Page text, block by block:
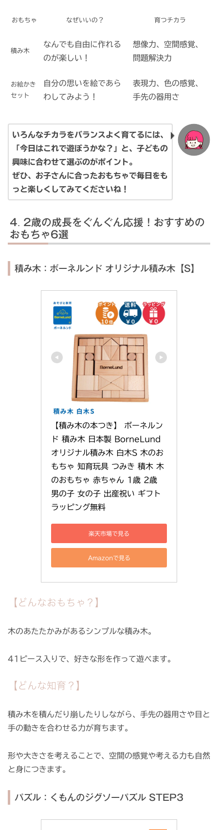
おもちゃ なぜいいの？ 育つチカラ
積み木
なんでも自由に作れる
のが楽しい！
想像力、空間感覚、
問題解決力
お絵かき
セット
自分の思いを絵であら
わしてみよう！
表現力、色の感覚、
手先の器用さ
いろんなチカラをバランスよく育てるには、
「今日はこれで遊ぼうかな？」と、子どもの
興味に合わせて選ぶのがポイント。
ぜひ、お子さんに合ったおもちゃで毎日をも
っと楽しくしてみてくださいね！
2歳の成長をぐんぐん応援！おすすめの
おもちゃ6選
積み木：ボーネルンド オリジナル積み木【S】
【積み木の本つき】 ボーネルン
ド 積み木 日本製 BorneLund
オリジナル積み木 白木S 木のお
もちゃ 知育玩具 つみき 積木 木
のおもちゃ 赤ちゃん 1歳 2歳
男の子 女の子 出産祝い ギフト
ラッピング無料
楽天市場で見る
Amazonで見る
【どんなおもちゃ？】
木のあたたかみがあるシンプルな積み木。
41ピース入りで、好きな形を作って遊べます。
【どんな知育？】
積み木を積んだり崩したりしながら、手先の器用さや目と
手の動きを合わせる力が育ちます。
形や大きさを考えることで、空間の感覚や考える力も自然
と身につきます。
パズル：くもんのジグソーパズル STEP3